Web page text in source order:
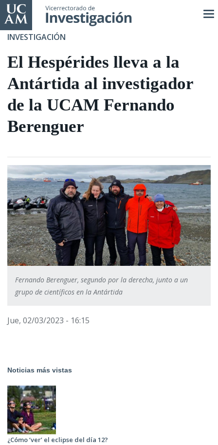
Pasar
al
contenido
INVESTIGACIÓN
El Hespérides lleva a la
Antártida al investigador
de la UCAM Fernando
Berenguer
Fernando Berenguer, segundo por la derecha, junto a un
grupo de científicos en la Antártida
Jue, 02/03/2023 - 16:15
Noticias más vistas
¿Cómo ‘ver’ el eclipse del día 12?